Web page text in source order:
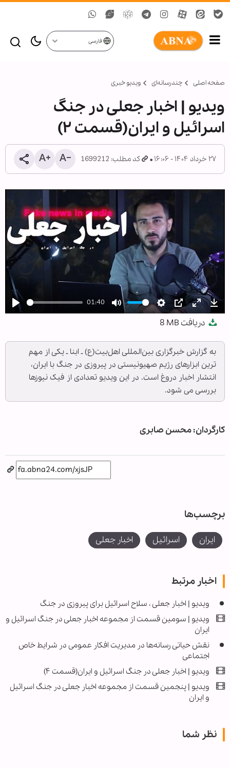
فارسی
صفحه اصلی چندرسانه‌ای ویدیو خبری
ویدیو | اخبار جعلی در جنگ
اسرائیل و ایران(قسمت ۲)
۲۷ خرداد ۱۴۰۴ - ۱۶:۰۶ کد مطلب: 1699212
Play
01:40
Mute Settings
PIP Enter
دریافت 8 MB
به گزارش خبرگزاری بین‌المللی اهل‌بیت(ع) ـ ابنا ـ یکی از مهم
ترین ابزارهای رژیم صهیونیستی در پیروزی در جنگ با ایران،
انتشار اخبار دروغ است. در این ویدیو تعدادی از فیک نیوزها
بررسی می شود.
کارگردان: محسن صابری
برچسب‌ها
ایران اسرائیل اخبار جعلی
اخبار مرتبط
ویدیو | اخبار جعلی ، سلاح اسرائیل برای پیروزی در جنگ
ویدیو | سومین قسمت از مجموعه اخبار جعلی در جنگ اسرائیل و
ایران
نقش حیاتی رسانه‌ها در مدیریت افکار عمومی در شرایط خاص
اجتماعی
ویدیو | اخبار جعلی در جنگ اسرائیل و ایران(قسمت ۴)
ویدیو | پنجمین قسمت از مجموعه اخبار جعلی در جنگ اسرائیل
و ایران
نظر شما